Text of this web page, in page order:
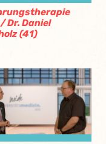
Dr. Daniel
(41)